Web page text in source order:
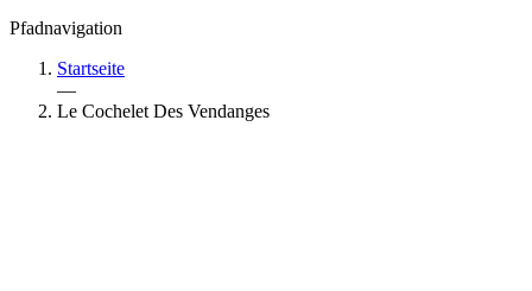
Pfadnavigation
Startseite
—
Le Cochelet Des Vendanges